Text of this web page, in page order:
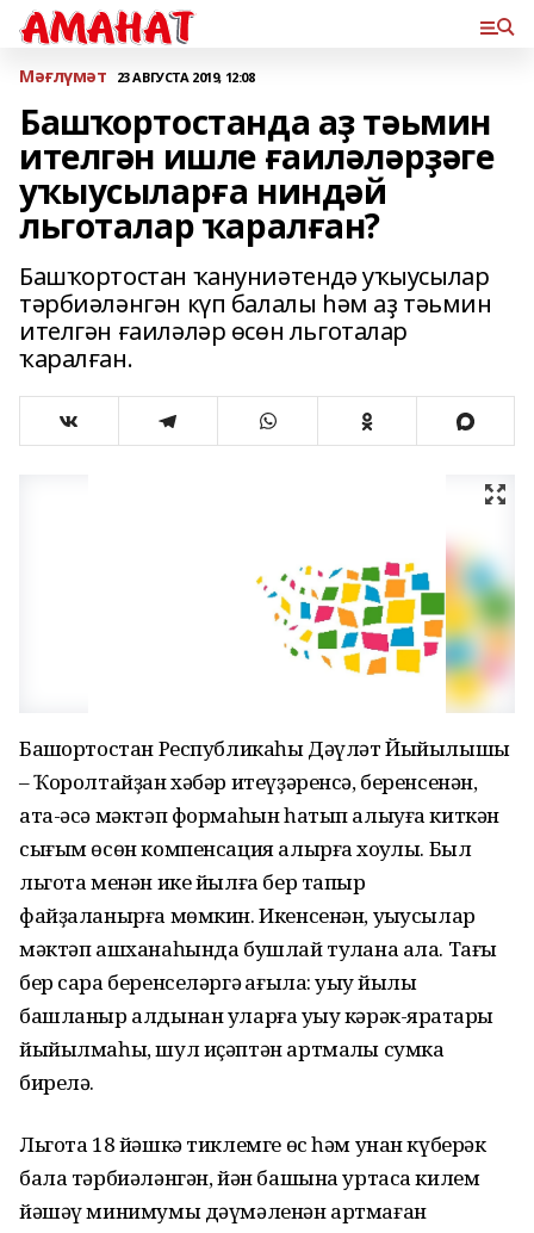
Мәғлүмәт 23 АВГУСТА 2019, 12:08
Башҡортостанда аҙ тәьмин
ителгән ишле ғаиләләрҙәге
уҡыусыларға ниндәй
льготалар ҡаралған?
Башҡортостан ҡануниәтендә уҡыусылар
тәрбиәләнгән күп балалы һәм аҙ тәьмин
ителгән ғаиләләр өсөн льготалар
ҡаралған.
Башҡортостан Республикаһы Дәүләт Йыйылышы
– Ҡоролтайҙан хәбәр итеүҙәренсә, беренсенән,
ата-әсә мәктәп формаһын һатып алыуға киткән
сығым өсөн компенсация алырға хоҡуҡлы. Был
льгота менән ике йылға бер тапҡыр
файҙаланырға мөмкин. Икенсенән, уҡыусылар
мәктәп ашханаһында бушлай туҡлана ала. Тағы
бер сара беренселәргә ҡағыла: уҡыу йылы
башланыр алдынан уларға уҡыу кәрәк-яраҡтары
йыйылмаһы, шул иҫәптән артмаҡлы сумка
бирелә.
Льгота 18 йәшкә тиклемге өс һәм унан күберәк
бала тәрбиәләнгән, йән башына уртаса килем
йәшәү минимумы дәүмәленән артмаған